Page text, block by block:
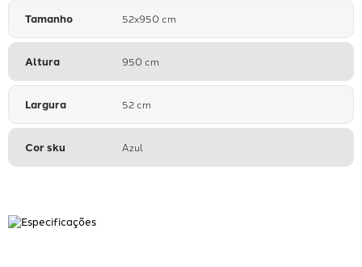
Tamanho 52x950 cm
Altura 950 cm
Largura 52 cm
Cor sku Azul